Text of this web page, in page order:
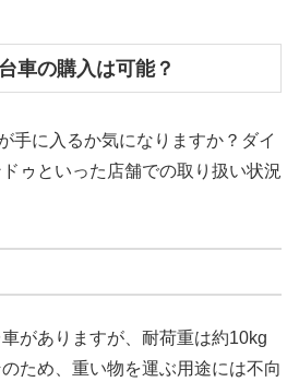
車の購入は可能？
手に入るか気になりますか？ダイ
ゥといった店舗での取り扱い状況
がありますが、耐荷重は約10kg
ため、重い物を運ぶ用途には不向